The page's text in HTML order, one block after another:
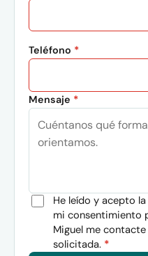
Teléfono *
Mensaje *
He leído y acepto la
mi consentimiento
Miguel me
solicitada. *